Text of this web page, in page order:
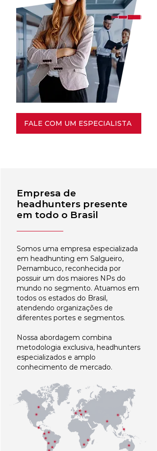
FALE COM UM ESPECIALISTA
Empresa de
headhunters presente
em todo o Brasil
Somos uma empresa especializada
em headhunting em Salgueiro,
Pernambuco, reconhecida por
possuir um dos maiores NPs do
mundo no segmento. Atuamos em
todos os estados do Brasil,
atendendo organizações de
diferentes portes e segmentos.
Nossa abordagem combina
metodologia exclusiva, headhunters
especializados e amplo
conhecimento de mercado.